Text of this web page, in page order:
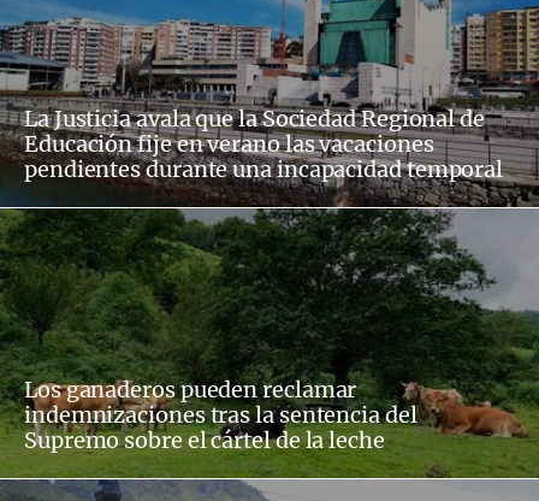
La Justicia avala que la Sociedad Regional de
Educación fije en verano las vacaciones
pendientes durante una incapacidad temporal
Los ganaderos pueden reclamar
indemnizaciones tras la sentencia del
Supremo sobre el cártel de la leche